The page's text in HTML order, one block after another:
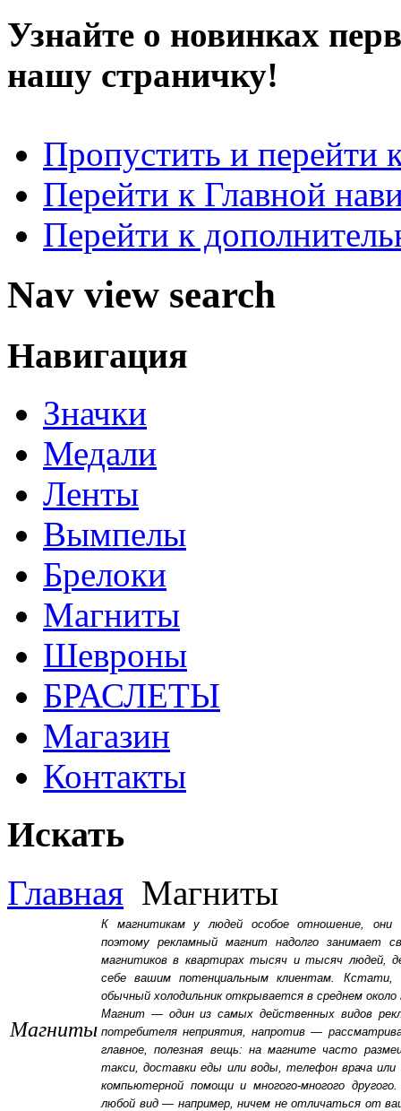
Узнайте о новинках
нашу страничку!
Пропустить и перейти
Перейти к Главной
Перейти к
Nav view search
Навигация
Значки
Медали
Ленты
Вымпелы
Брелоки
Магниты
Шевроны
БРАСЛЕТЫ
Магазин
Контакты
Искать
Главная Магниты
Магниты
К магнитикам у людей особое отношение, они
поэтому рекламный магнит надолго занимает
магнитиков в квартирах тысяч и тысяч людей,
себе вашим потенциальным клиентам.
обычный холодильник открывается в среднем
Магнит — один из самых действенных видов
потребителя неприятия, напротив —
главное, полезная вещь: на магните часто
такси, доставки еды или воды, телефон врача или
компьютерной помощи и многого-многого
любой вид — например, ничем не отличаться от